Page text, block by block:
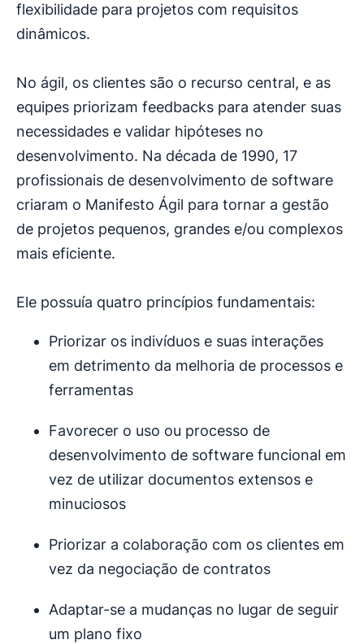
flexibilidade para projetos com requisitos
dinâmicos.
No ágil, os clientes são o recurso central, e as
equipes priorizam feedbacks para atender suas
necessidades e validar hipóteses no
desenvolvimento. Na década de 1990, 17
profissionais de desenvolvimento de software
criaram o Manifesto Ágil para tornar a gestão
de projetos pequenos, grandes e/ou complexos
mais eficiente.
Ele possuía quatro princípios fundamentais:
Priorizar os indivíduos e suas interações
em detrimento da melhoria de processos e
ferramentas
Favorecer o uso ou processo de
desenvolvimento de software funcional em
vez de utilizar documentos extensos e
minuciosos
Priorizar a colaboração com os clientes em
vez da negociação de contratos
Adaptar-se a mudanças no lugar de seguir
um plano fixo